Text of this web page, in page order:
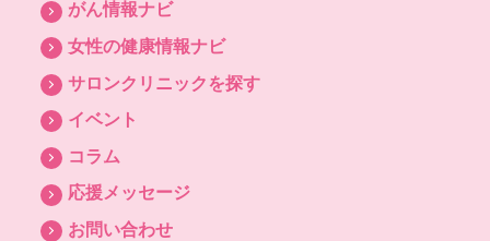
がん情報ナビ
女性の健康情報ナビ
サロンクリニックを探す
イベント
コラム
応援メッセージ
お問い合わせ